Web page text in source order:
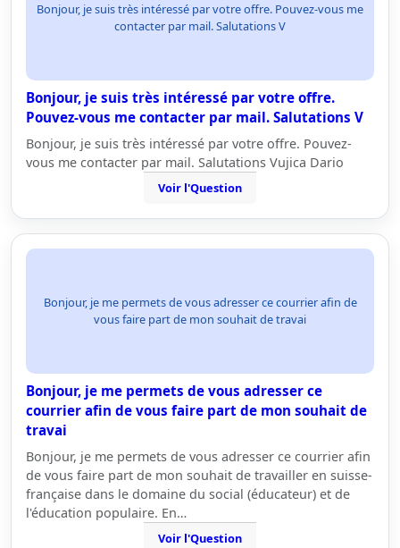
Bonjour, je suis très intéressé par votre offre. Pouvez-vous me
contacter par mail. Salutations V
Bonjour, je suis très intéressé par votre offre.
Pouvez-vous me contacter par mail. Salutations V
Bonjour, je suis très intéressé par votre offre. Pouvez-
vous me contacter par mail. Salutations Vujica Dario
Voir l'Question
Bonjour, je me permets de vous adresser ce courrier afin de
vous faire part de mon souhait de travai
Bonjour, je me permets de vous adresser ce
courrier afin de vous faire part de mon souhait de
travai
Bonjour, je me permets de vous adresser ce courrier afin
de vous faire part de mon souhait de travailler en suisse-
française dans le domaine du social (éducateur) et de
l'éducation populaire. En…
Voir l'Question